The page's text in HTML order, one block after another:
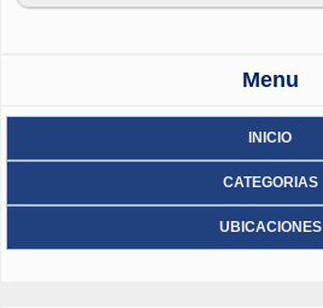
Menu
INICIO
CATEGORIAS
UBICACIONES